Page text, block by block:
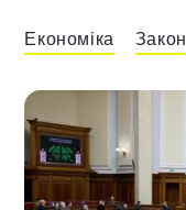
Економіка Закон